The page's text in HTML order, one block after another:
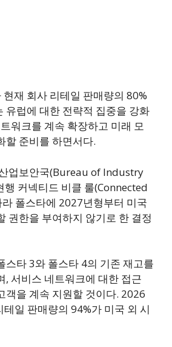
재 회사 리테일 판매량의 80%
유럽에 대한 전략적 집중을 강화
워크를 계속 확장하고 미래 모
할 준비를 하면서다.
업보안국(Bureau of Industry
커넥티드 비클 룰(Connected
폴스타에 2027년형부터 미국
권한을 부여하지 않기로 한 결정
스타 3와 폴스타 4의 기존 재고를
, 서비스 네트워크에 대한 접근
객을 계속 지원할 것이다. 2026
테일 판매량의 94%가 미국 외 시